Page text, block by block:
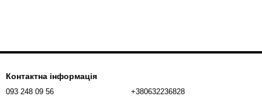
Контактна інформація
093 248 09 56 +380632236828